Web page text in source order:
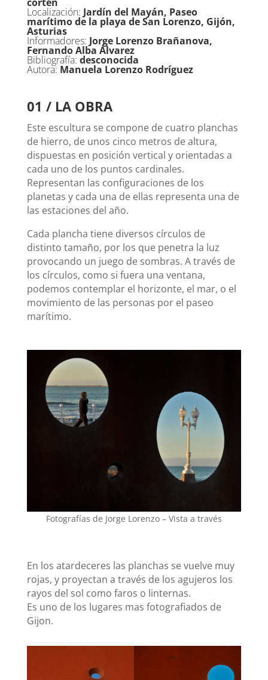
Localización: Jardín del Mayán, Paseo
marítimo de la playa de San Lorenzo, Gijón,
Asturias
Informadores: Jorge Lorenzo Brañanova,
Fernando Alba Álvarez
Bibliografía: desconocida
Autora: Manuela Lorenzo Rodríguez
01 / LA OBRA
Este escultura se compone de cuatro planchas
de hierro, de unos cinco metros de altura,
dispuestas en posición vertical y orientadas a
cada uno de los puntos cardinales.
Representan las configuraciones de los
planetas y cada una de ellas representa una de
las estaciones del año.
Cada plancha tiene diversos círculos de
distinto tamaño, por los que penetra la luz
provocando un juego de sombras. A través de
los círculos, como si fuera una ventana,
podemos contemplar el horizonte, el mar, o el
movimiento de las personas por el paseo
marítimo.
Fotografías de Jorge Lorenzo – Vista a través
En los atardeceres las planchas se vuelve muy
rojas, y proyectan a través de los agujeros los
rayos del sol como faros o linternas.
Es uno de los lugares mas fotografiados de
Gijon.